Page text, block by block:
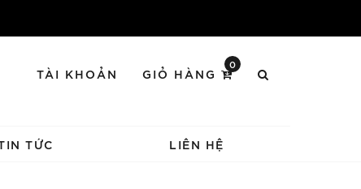
TÀI KHOẢN GIỎ HÀNG
0
TỨC LIÊN HỆ